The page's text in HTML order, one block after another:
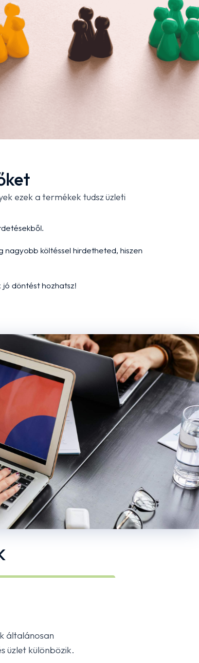
ezek a termékek tudsz üzleti
nagyobb költéssel hirdetheted, hiszen
jó döntést hozhatsz!
általánosan
üzlet különbözik.